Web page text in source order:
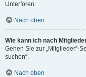
Unterforen.
Nach oben
Wie kann ich nach
Gehen Sie zur „Mitglieder“-
suchen“.
Nach oben